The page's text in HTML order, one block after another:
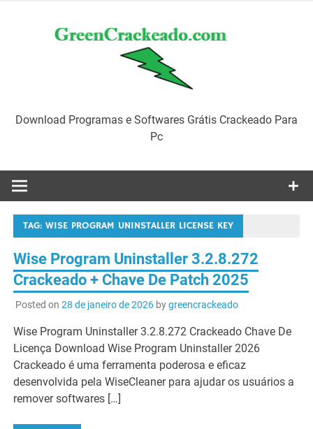
Download Programas e Softwares Grátis Crackeado Para
Pc
TAG:WISE PROGRAM UNINSTALLER LICENSE KEY
Wise Program Uninstaller 3.2.8.272
Crackeado + Chave De Patch 2025
Posted on 28 de janeiro de 2026bygreencrackeado
Wise Program Uninstaller 3.2.8.272 Crackeado Chave De
Licença Download Wise Program Uninstaller 2026
Crackeado é uma ferramenta poderosa e eficaz
desenvolvida pela WiseCleaner para ajudar os usuários a
remover softwares […]